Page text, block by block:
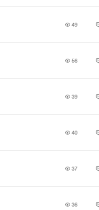
49
56
39
40
37
36